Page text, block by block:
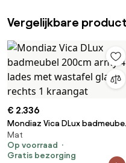
Vergelijkbare
€ 2.336
Mondiaz Vica DLux badmeubel
200cm army 4 lades met
wastafel glace rechts 1
kraangat
Mat
Op voorraad
Gratis bezorging